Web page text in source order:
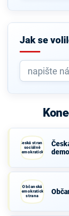
Jak se
Česká strana
sociálně
demokratická
Občanská
demokratická
strana